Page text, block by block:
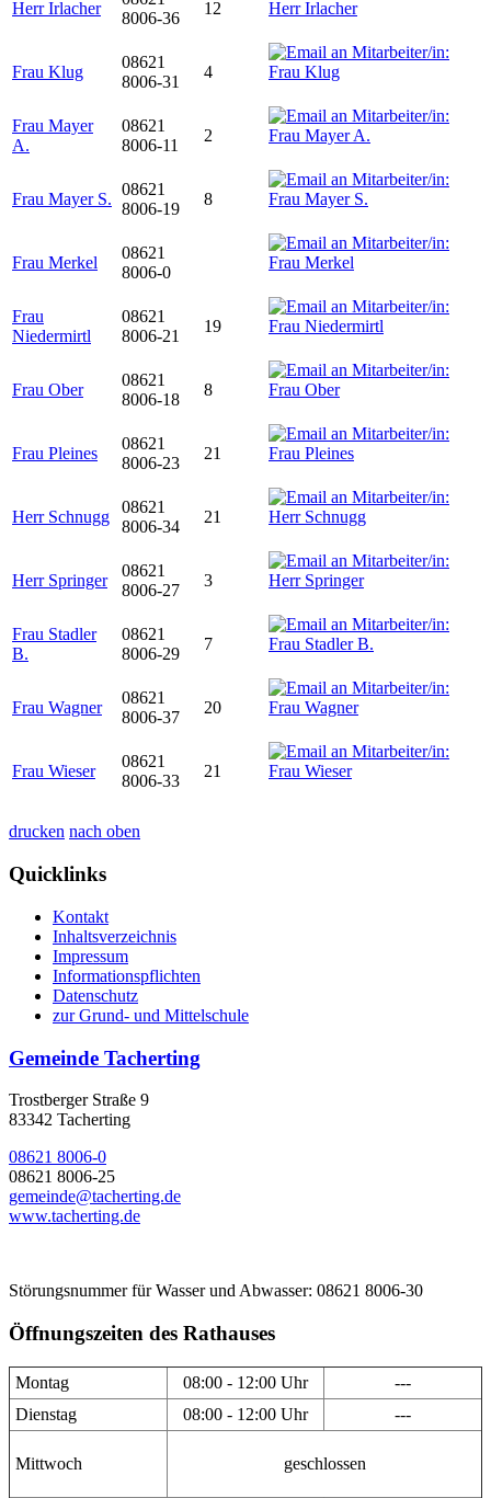
Herr Irlacher
8006-36
12
Frau Klug
08621
8006-31
4
Frau Mayer
A.
08621
8006-11
2
Frau Mayer S.
08621
8006-19
8
Frau Merkel
08621
8006-0
Frau
Niedermirtl
08621
8006-21
19
Frau Ober
08621
8006-18
8
Frau Pleines
08621
8006-23
21
Herr Schnugg
08621
8006-34
21
Herr Springer
08621
8006-27
3
Frau Stadler
B.
08621
8006-29
7
Frau Wagner
08621
8006-37
20
Frau Wieser
08621
8006-33
21
drucken nach oben
Quicklinks
Kontakt
Inhaltsverzeichnis
Impressum
Informationspflichten
Datenschutz
zur Grund- und Mittelschule
Gemeinde Tacherting
Trostberger Straße 9
83342 Tacherting
08621 8006-0
08621 8006-25
gemeinde@tacherting.de
www.tacherting.de
Störungsnummer für Wasser und Abwasser: 08621 8006-30
Öffnungszeiten des Rathauses
Montag 08:00 - 12:00 Uhr
---
Dienstag
08:00 - 12:00 Uhr ---
Mittwoch geschlossen